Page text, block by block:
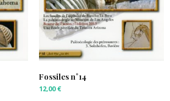
Fossiles n°14
12,00€